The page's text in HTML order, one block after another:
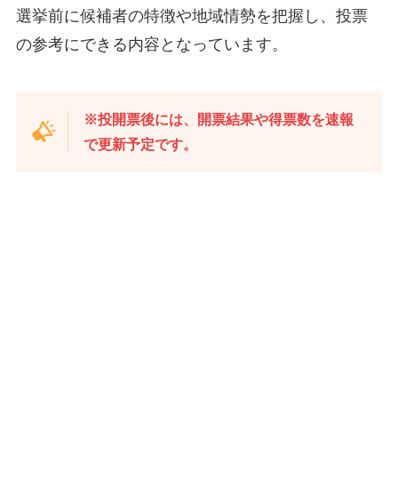
選挙前に候補者の特徴や地域情勢を把握し、投票
の参考にできる内容となっています。
※投開票後には、開票結果や得票数を速報
で更新予定です。